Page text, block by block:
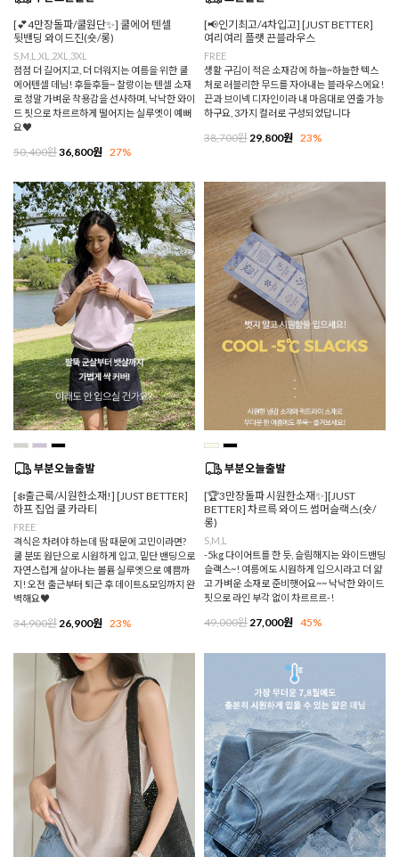
[💕4만장돌파/쿨원단✨] 쿨에어 텐셀
뒷밴딩 와이드진(숏/롱)
S,M,L,XL,2XL,3XL
점점 더 길어지고, 더 더워지는 여름을 위한 쿨
에어텐셀 데님! 후들후들~ 찰랑이는 텐셀 소재
로 정말 가벼운 착용감을 선사하며, 낙낙한 와이
드 핏으로 차르르하게 떨어지는 실루엣이 예뻐
요♥
50,400원36,800원 27%
[📢인기최고/4차입고] [JUST BETTER]
여리여리 플랫 끈블라우스
FREE
생활 구김이 적은 소재감에 하늘~하늘한 텍스
처로 러블리한 무드를 자아내는 블라우스에요!
끈과 브이넥 디자인이라 내 마음대로 연출 가능
하구요, 3가지 컬러로 구성되었답니다
38,700원 29,800원 23%
[❄️출근룩/시원한소재!] [JUST BETTER]
하프 집업 쿨 카라티
FREE
격식은 차려야 하는데 땀 때문에 고민이라면?
쿨 분또 원단으로 시원하게 입고, 밑단 밴딩으로
자연스럽게 살아나는 볼륨 실루엣으로 예쁨까
지! 오전 출근부터 퇴근 후 데이트&모임까지 완
벽해요♥
34,900원 26,900원 23%
[🏆3만장돌파 시원한소재✨][JUST
BETTER] 차르륵 와이드 썸머슬랙스(숏/
롱)
S,M,L
-5kg 다이어트를 한 듯, 슬림해지는 와이드밴딩
슬랙스~! 여름에도 시원하게 입으시라고 더 얇
고 가벼운 소재로 준비햇어요~~ 낙낙한 와이드
핏으로 라인 부각 없이 차르르르-!
49,000원 27,000원 45%